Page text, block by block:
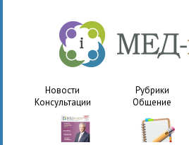
Новости Рубрики
Консультации
Общение